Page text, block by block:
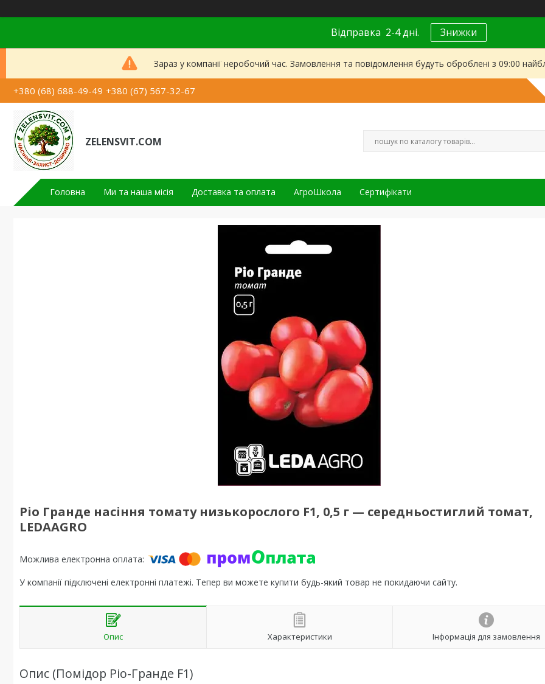
Відправка 2-4 дні. Знижки
Зараз у компанії неробочий час. Замовлення та повідомлення будуть оброблені з 09:00
+380 (68) 688-49-49 +380 (67) 567-32-67
ZELENSVIT.COM
Головна Ми та наша місія Доставка та оплата АгроШкола Сертифікати
Ріо Гранде насіння томату низькорослого F1, 0,5 г — середньостиглий томат,
LEDAAGRO
У компанії підключені електронні платежі. Тепер ви можете купити будь-який товар не покидаючи сайту.
Опис Характеристики Інформація для замовлення
Опис (Помідор Ріо-Гранде F1)